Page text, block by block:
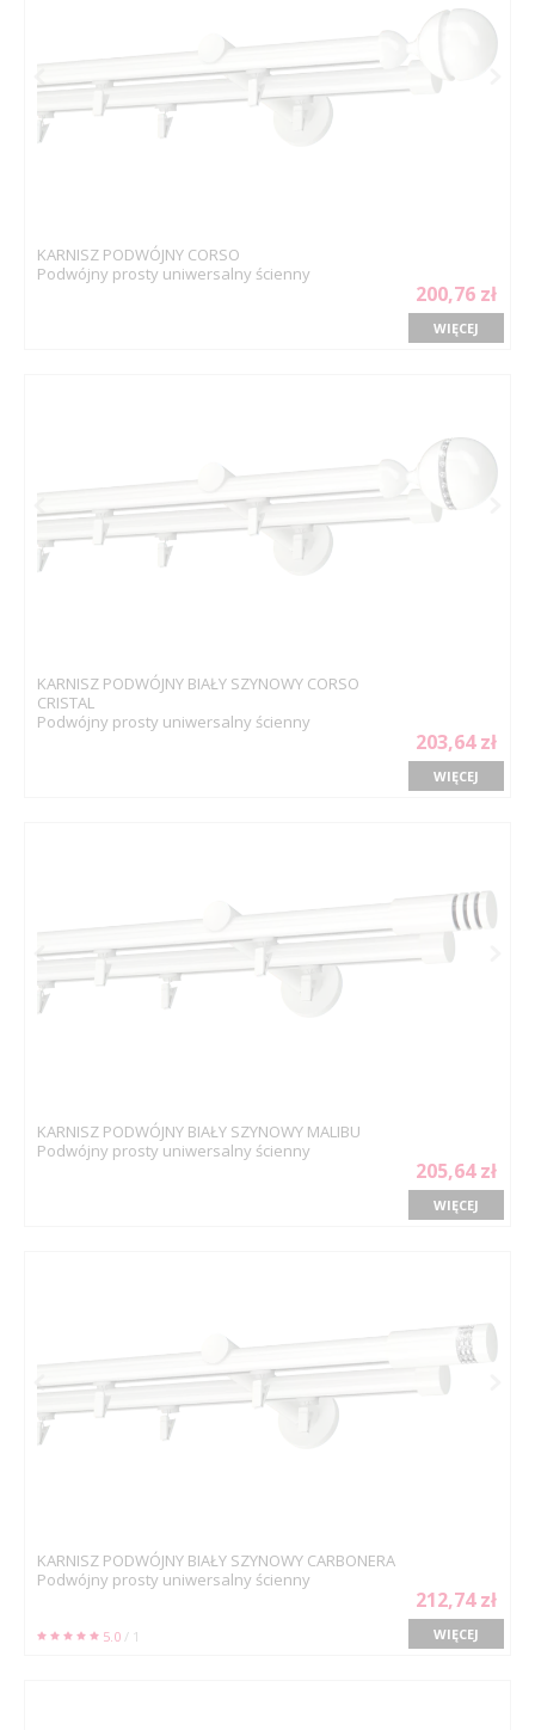
KARNISZ PODWÓJNY CORSO
Podwójny prosty uniwersalny ścienny
200,76 zł
WIĘCEJ
KARNISZ PODWÓJNY BIAŁY SZYNOWY CORSO
CRISTAL
Podwójny prosty uniwersalny ścienny
203,64 zł
WIĘCEJ
KARNISZ PODWÓJNY BIAŁY SZYNOWY MALIBU
Podwójny prosty uniwersalny ścienny
205,64 zł
WIĘCEJ
KARNISZ PODWÓJNY BIAŁY SZYNOWY CARBONERA
Podwójny prosty uniwersalny ścienny
5.0 / 1
212,74 zł
WIĘCEJ